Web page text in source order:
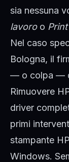
sia nessuna
lavoroo
Nel caso
Bologna, il
— o colpa —
Rimuovere
driver
primi
stampante
Windows.